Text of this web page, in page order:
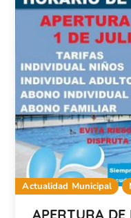
Actualidad Municipal
APERTURA